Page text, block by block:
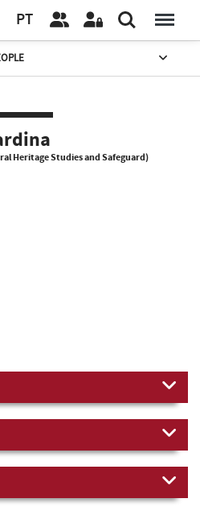
PT
Heritage Studies and Safeguard)